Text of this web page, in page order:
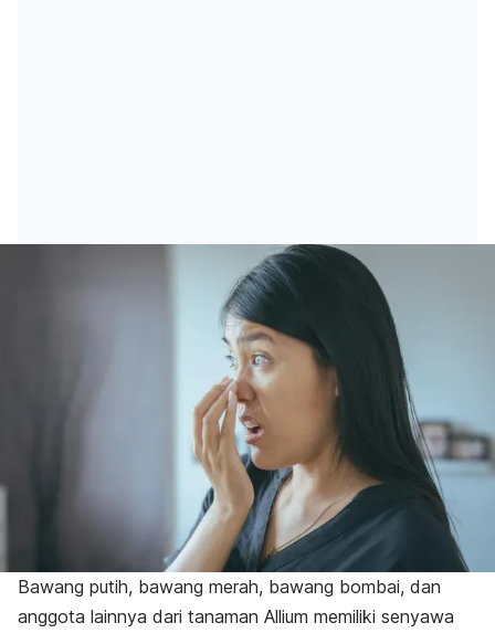
Bawang putih, bawang merah, bawang bombai, dan
anggota lainnya dari tanaman Allium memiliki senyawa